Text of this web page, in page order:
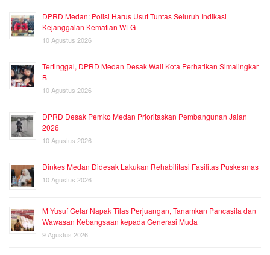
DPRD Medan: Polisi Harus Usut Tuntas Seluruh Indikasi
Kejanggalan Kematian WLG
10 Agustus 2026
Tertinggal, DPRD Medan Desak Wali Kota Perhatikan Simalingkar
B
10 Agustus 2026
DPRD Desak Pemko Medan Prioritaskan Pembangunan Jalan
2026
10 Agustus 2026
Dinkes Medan Didesak Lakukan Rehabilitasi Fasilitas Puskesmas
10 Agustus 2026
M Yusuf Gelar Napak Tilas Perjuangan, Tanamkan Pancasila dan
Wawasan Kebangsaan kepada Generasi Muda
9 Agustus 2026